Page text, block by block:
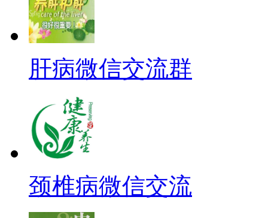
肝病微信交流群
颈椎病微信交流